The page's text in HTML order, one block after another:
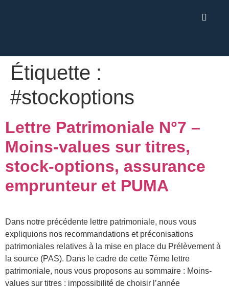
Étiquette :
#stockoptions
Lettre Patrimoniale N°7 –
Moins-values sur titres,
stock-options, assurance
emprunteur et PUMA
Dans notre précédente lettre patrimoniale, nous vous
expliquions nos recommandations et préconisations
patrimoniales relatives à la mise en place du Prélèvement à
la source (PAS). Dans le cadre de cette 7ème lettre
patrimoniale, nous vous proposons au sommaire : Moins-
values sur titres : impossibilité de choisir l’année